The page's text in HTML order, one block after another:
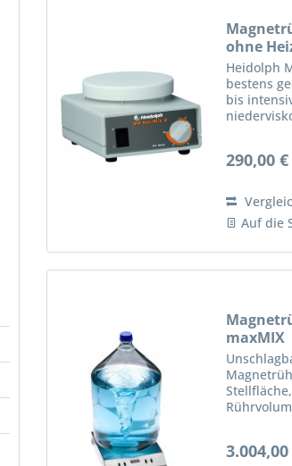
ohne
Heidolph
bestens
bis
290,00 €
Auf die
maxMIX
daher